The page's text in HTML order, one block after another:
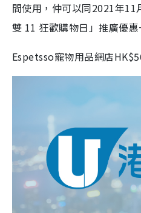
間使用，仲可以同2021年
雙 11 狂歡購物日」推廣優惠
Espetsso寵物用品網店